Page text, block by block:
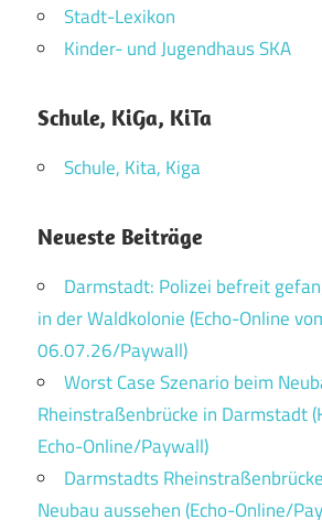
Stadt-Lexikon
Kinder- und Jugendhaus SKA
Schule, KiGa, KiTa
Schule, Kita, Kiga
Neueste Beiträge
Darmstadt: Polizei befreit
in der Waldkolonie (Echo-Online
06.07.26/Paywall)
Worst Case Szenario beim
Rheinstraßenbrücke in Darmstadt
Echo-Online/Paywall)
Darmstadts
Neubau aussehen (Echo-Online/